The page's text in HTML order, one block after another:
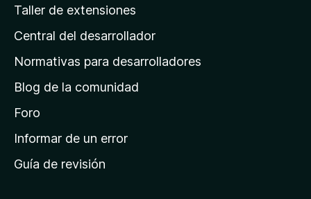
n
a
e
i
n
c
Taller de extensiones
Central del desarrollador
Normativas para desarrolladores
Blog de la comunidad
Foro
Informar de un error
Guía de revisión